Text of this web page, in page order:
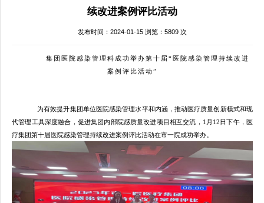
续改进案例评比活动
发布时间：2024-01-15 浏览：5809 次
集团 医院感染管理科 成功举办第十 届 “医院感染管理持续改进
案例评比活动”
为有效提升集团单位医院感染管理水平和内涵， 推动医疗质量创新模式和现
代管理工具深度融合，促进集团内部院感质量改进项目相互交流 ， 1 月 12 日下午，医
疗集团第十届医院感染管理持续改进案例评比活动在市一院成功举办。